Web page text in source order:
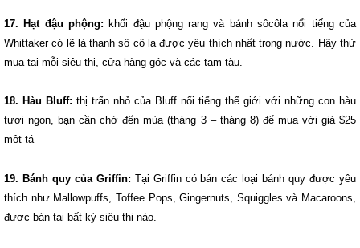
17. Hạt đậu phộng: khối đậu phộng rang và bánh sôcôla nổi tiếng của
Whittaker có lẽ là thanh sô cô la được yêu thích nhất trong nước. Hãy thử
mua tại mỗi siêu thị, cửa hàng góc và các tạm tàu.
18. Hàu Bluff: thị trấn nhỏ của Bluff nổi tiếng thế giới với những con hàu
tươi ngon, bạn cần chờ đến mùa (tháng 3 – tháng 8) để mua với giá $25
một tá
19. Bánh quy của Griffin: Tại Griffin có bán các loại bánh quy được yêu
thích như Mallowpuffs, Toffee Pops, Gingernuts, Squiggles và Macaroons,
được bán tại bất kỳ siêu thị nào.